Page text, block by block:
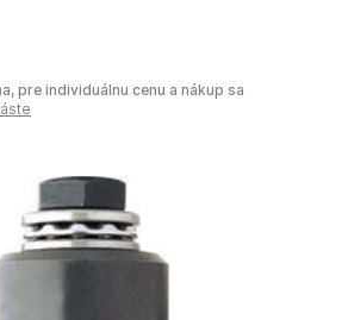
pre individuálnu cenu a nákup sa